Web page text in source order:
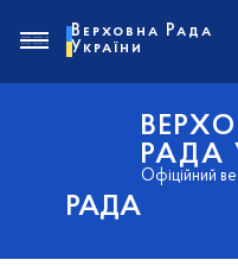
РАДА
РАДА
Офіційний
Верховна Рада
України